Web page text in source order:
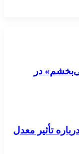
در
تأثیر معدل